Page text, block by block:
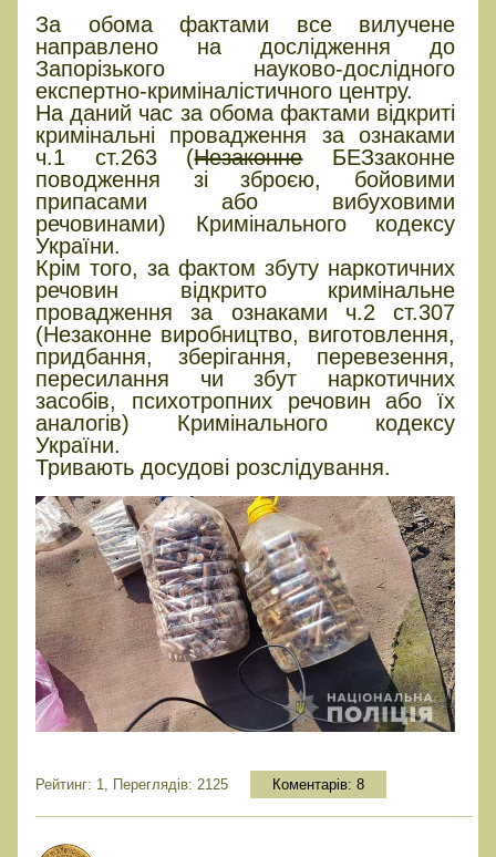
За обома фактами все вилучене
направлено на дослідження до
Запорізького науково-дослідного
експертно-криміналістичного центру.
На даний час за обома фактами відкриті
кримінальні провадження за ознаками
ч.1 ст.263 (НезаконнеБЕЗзаконне
поводження зі зброєю, бойовими
припасами або вибуховими
речовинами) Кримінального кодексу
України.
Крім того, за фактом збуту наркотичних
речовин відкрито кримінальне
провадження за ознаками ч.2 ст.307
(Незаконне виробництво, виготовлення,
придбання, зберігання, перевезення,
пересилання чи збут наркотичних
засобів, психотропних речовин або їх
аналогів) Кримінального кодексу
України.
Тривають досудові розслідування.
Рейтинг: 1, Переглядів: 2125 Коментарів: 8